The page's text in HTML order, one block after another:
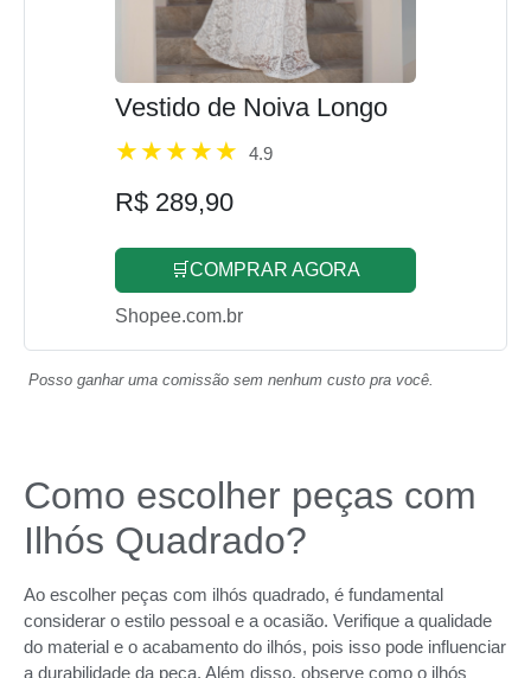
Vestido de Noiva Longo
4.9
R$ 289,90
🛒COMPRAR AGORA
Shopee.com.br
Posso ganhar uma comissão sem nenhum custo pra você.
Como escolher peças com
Ilhós Quadrado?
Ao escolher peças com ilhós quadrado, é fundamental
considerar o estilo pessoal e a ocasião. Verifique a qualidade
do material e o acabamento do ilhós, pois isso pode influenciar
a durabilidade da peça. Além disso, observe como o ilhós